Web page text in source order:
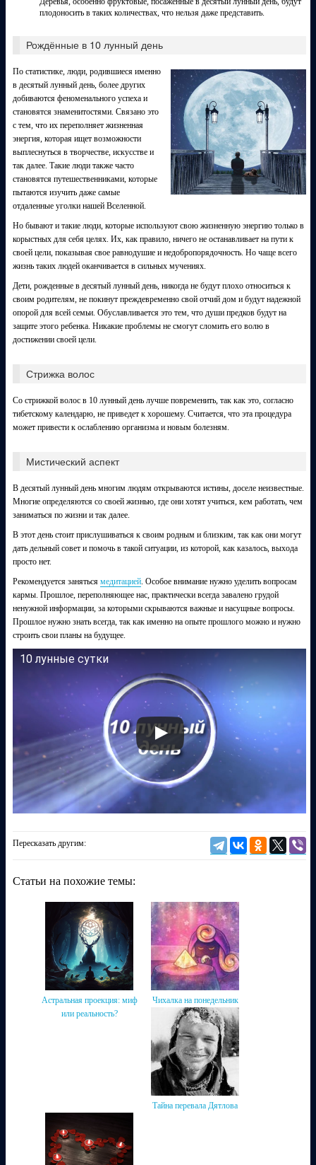
плодоносить в таких количествах, что нельзя даже представить.
Рождённые в 10 лунный день
По статистике, люди, родившиеся именно
в десятый лунный день, более других
добиваются феноменального успеха и
становятся знаменитостями. Связано это
с тем, что их переполняет жизненная
энергия, которая ищет возможности
выплеснуться в творчестве, искусстве и
так далее. Такие люди также часто
становятся путешественниками, которые
пытаются изучить даже самые
отдаленные уголки нашей Вселенной.
Но бывают и такие люди, которые используют свою жизненную энергию только в
корыстных для себя целях. Их, как правило, ничего не останавливает на пути к
своей цели, показывая свое равнодушие и недобропорядочность. Но чаще всего
жизнь таких людей оканчивается в сильных мучениях.
Дети, рожденные в десятый лунный день, никогда не будут плохо относиться к
своим родителям, не покинут преждевременно свой отчий дом и будут надежной
опорой для всей семьи. Обуславливается это тем, что души предков будут на
защите этого ребенка. Никакие проблемы не смогут сломить его волю в
достижении своей цели.
Стрижка волос
Со стрижкой волос в 10 лунный день лучше повременить, так как это, согласно
тибетскому календарю, не приведет к хорошему. Считается, что эта процедура
может привести к ослаблению организма и новым болезням.
Мистический аспект
В десятый лунный день многим людям открываются истины, доселе неизвестные.
Многие определяются со своей жизнью, где они хотят учиться, кем работать, чем
заниматься по жизни и так далее.
В этот день стоит прислушиваться к своим родным и близким, так как они могут
дать дельный совет и помочь в такой ситуации, из которой, как казалось, выхода
просто нет.
Рекомендуется заняться медитацией . Особое внимание нужно уделить вопросам
кармы. Прошлое, переполняющее нас, практически всегда завалено грудой
ненужной информации, за которыми скрываются важные и насущные вопросы.
Прошлое нужно знать всегда, так как именно на опыте прошлого можно и нужно
строить свои планы на будущее.
10 лунные сутки
Пересказать другим:
Статьи на похожие темы:
Астральная проекция: миф
или реальность?
Чихалка на понедельник
Тайна перевала Дятлова